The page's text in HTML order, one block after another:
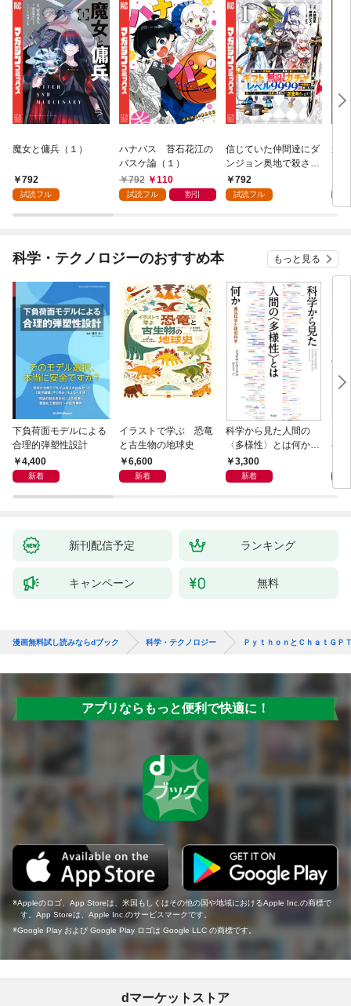
魔女と傭兵（１）
792
試読フル
ハナバス 苔石花江の
バスケ論（１）
792
110
試読フル 割引
信じていた仲間達にダ
ンジョン奥地で殺され
かけたがギフト『無限
ガチャ』でレベル９９
『ざまぁ！』します！
792
試読フル
追
強
～
（
科学・テクノロジーのおすすめ本 もっと見る
下負荷面モデルによる
合理的弾塑性設計
4,400
新着
イラストで学ぶ 恐竜
と古生物の地球史
6,600
新着
科学から見た人間の
〈多様性〉とは何か―
―遺伝科学と疑似科学
3,300
新着
べ
新刊配信予定 ランキング
キャンペーン 無料
漫画無料試し読みならdブック 科学・テクノロジー ＰｙｔｈｏｎとＣｈａｔＧ
アプリならもっと便利で快適に！
Appleのロゴ、App Storeは、米国もしくはその他の国や地域におけるApple Inc.の商標で
す。App Storeは、Apple Inc.のサービスマークです。
Google Play および Google Play ロゴは Google LLC の商標です。
dマーケットストア